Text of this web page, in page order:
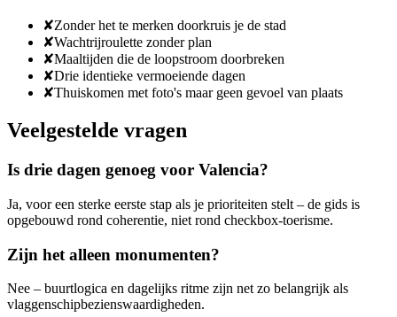
✘Zonder het te merken doorkruis je de stad
✘Wachtrijroulette zonder plan
✘Maaltijden die de loopstroom doorbreken
✘Drie identieke vermoeiende dagen
✘Thuiskomen met foto's maar geen gevoel van plaats
Veelgestelde vragen
Is drie dagen genoeg voor Valencia?
Ja, voor een sterke eerste stap als je prioriteiten stelt – de gids is
opgebouwd rond coherentie, niet rond checkbox-toerisme.
Zijn het alleen monumenten?
Nee – buurtlogica en dagelijks ritme zijn net zo belangrijk als
vlaggenschipbezienswaardigheden.